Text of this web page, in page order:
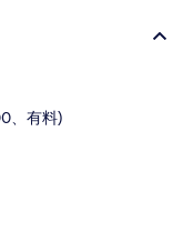
、有料)